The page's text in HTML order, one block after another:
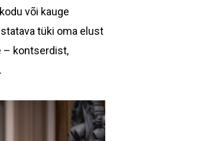
või kauge
tüki oma elust
– kontserdist,